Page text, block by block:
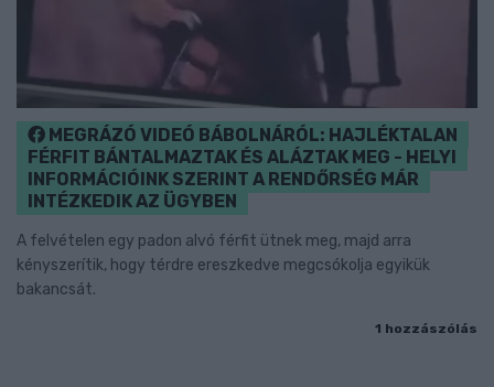
MEGRÁZÓ VIDEÓ BÁBOLNÁRÓL: HAJLÉKTALAN
FÉRFIT BÁNTALMAZTAK ÉS ALÁZTAK MEG - HELYI
INFORMÁCIÓINK SZERINT A RENDŐRSÉG MÁR
INTÉZKEDIK AZ ÜGYBEN
A felvételen egy padon alvó férfit ütnek meg, majd arra
kényszerítik, hogy térdre ereszkedve megcsókolja egyikük
bakancsát.
1 hozzászólás